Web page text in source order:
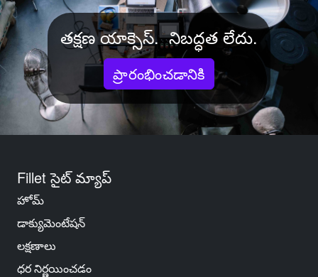
తక్షణ యాక్సెస్. నిబద్ధత లేదు.
ప్రారంభించడానికి
Fillet సైట్ మ్యాప్
హోమ్
డాక్యుమెంటేషన్
లక్షణాలు
ధర నిర్ణయించడం